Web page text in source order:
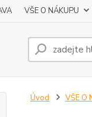
VŠE O NÁKUPU
Úvod VŠE O